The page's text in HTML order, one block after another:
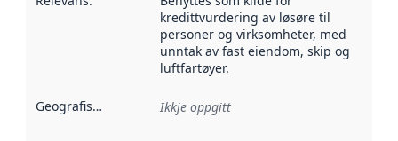
kredittvurdering av løsøre til
personer og virksomheter, med
unntak av fast eiendom, skip og
luftfartøyer.
Geografisk område Ikkje oppgitt